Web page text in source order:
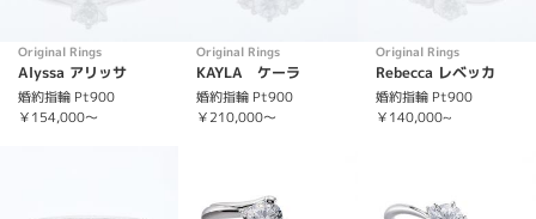
Original Rings
Alyssa アリッサ
婚約指輪 Pt900
￥154,000～
Original Rings
KAYLA ケーラ
婚約指輪 Pt900
￥210,000～
Original Rings
Rebecca レベッカ
婚約指輪 Pt900
￥140,000~